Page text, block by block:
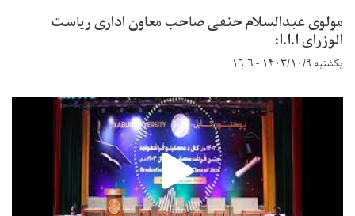
مولوی عبدالسلام حنفی صاحب معاون اداری ریاست
الوزرای ا.ا.ا:
یکشنبه ۱۴۰۳/۱۰/۹ - ۱۶:۶